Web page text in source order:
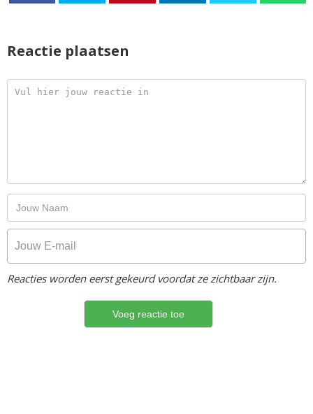
Reactie plaatsen
Reacties worden eerst gekeurd voordat ze zichtbaar zijn.